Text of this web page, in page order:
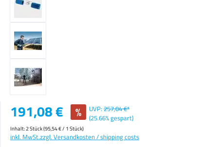
Verkaufspreis:
191,08 € % UVP: 257,04 €*
(25.66% gespart)
Inhalt:2 Stück(95,54 € / 1 Stück)
inkl. MwSt.zzgl. Versandkosten / shipping costs